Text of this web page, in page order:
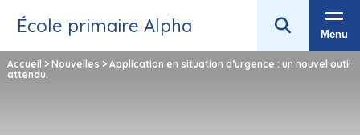
École primaire Alpha Menu
Accueil > Nouvelles > Application en situation d’urgence : un nouvel outil
attendu.